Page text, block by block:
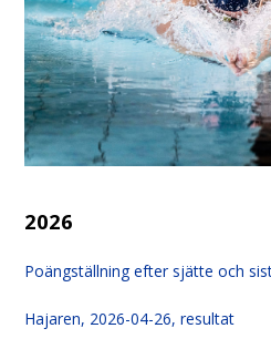
2026
Poängställning efter sjätte och
Hajaren, 2026-04-26, resultat